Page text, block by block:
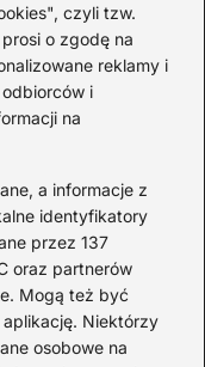
czyli tzw.
o zgodę na
reklamy i
i
na
a informacje z
identyfikatory
przez 137
oraz partnerów
Mogą też być
Niektórzy
osobowe na
mną”? IRA
dwóch
nauczycieli,
że muzyka to coś
wspomnienia.